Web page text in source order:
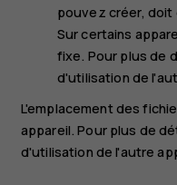
pouvez créer, doit
Sur certains
fixe. Pour plus de
d'utilisation de
L'emplacement des
appareil. Pour plus de
d'utilisation de l'autre